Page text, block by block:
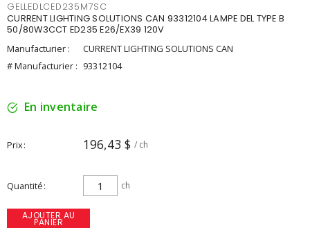
GELLEDLCED235M7SC
CURRENT LIGHTING SOLUTIONS CAN 93312104 LAMPE DEL TYPE B
50/80W3CCT ED235 E26/EX39 120V
Manufacturier :
CURRENT LIGHTING SOLUTIONS CAN
# Manufacturier : 93312104
En inventaire
Prix 196,43 $ / ch
Quantité ch
AJOUTER AU
PANIER